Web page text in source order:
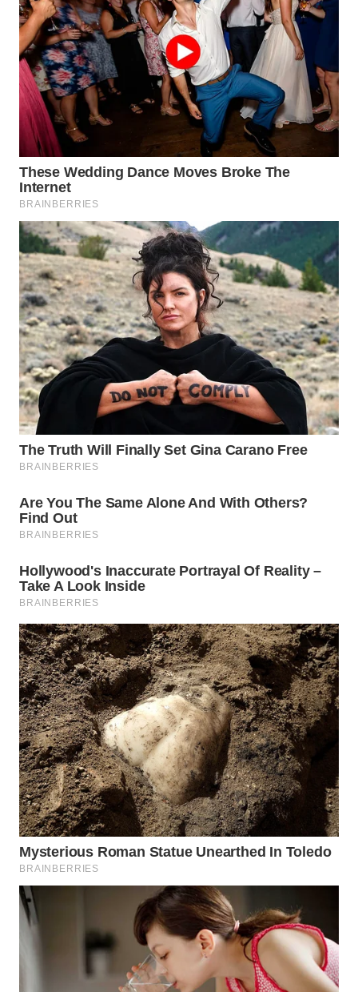
WN
SUBANG
WN
SUKABUMI
WN
PURWAKARTA
WN
PRIANGAN
TIMUR
WN
SEMARANG
WN
SOLO
BOROBUDUR
WN
MADURA
WN
SURABAYA
WN
NATUNA
WN
BINTAN
WN
MANDALIKA
WN
LIKUPANG
WN
LABUANBAJO
WN
Wahana